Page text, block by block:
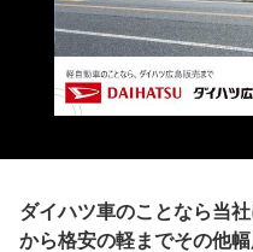
ダイハツ車のことなら当
から格安の軽までその他